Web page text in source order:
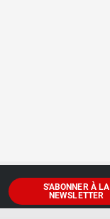
S'ABONNER À LA
NEWSLETTER